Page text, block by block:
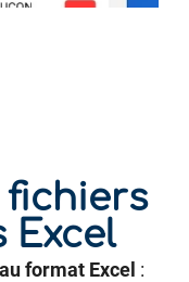
fichiers
Excel
format Excel :